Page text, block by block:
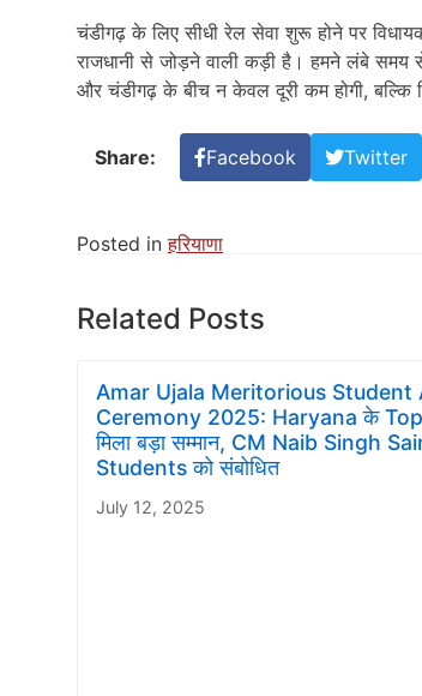
चंडीगढ़ के लिए सीधी रेल सेवा शुरू होने पर
राजधानी से जोड़ने वाली कड़ी है। हमने लंबे समय
और चंडीगढ़ के बीच न केवल दूरी कम होगी, बल्कि
Share: Facebook Twitter
Posted inहरियाणा
Related Posts
Amar Ujala Meritorious Student
Ceremony 2025: Haryana के
मिला बड़ा सम्मान, CM Naib Singh
Students को संबोधित
July 12, 2025